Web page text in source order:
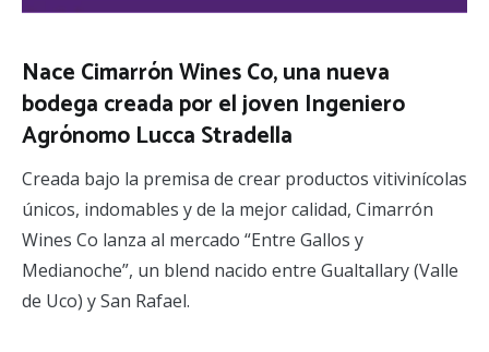
Nace Cimarrón Wines Co, una nueva
bodega creada por el joven Ingeniero
Agrónomo Lucca Stradella
Creada bajo la premisa de crear productos vitivinícolas
únicos, indomables y de la mejor calidad, Cimarrón
Wines Co lanza al mercado “Entre Gallos y
Medianoche”, un blend nacido entre Gualtallary (Valle
de Uco) y San Rafael.